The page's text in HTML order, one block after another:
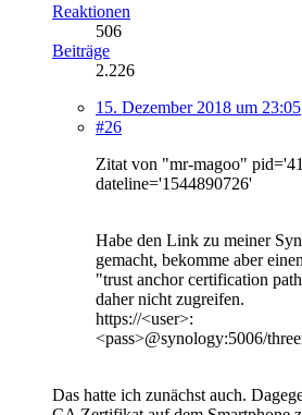
Reaktionen
506
Beiträge
2.226
15. Dezember 2018 um 23:05
#26
Zitat von "mr-magoo"
dateline='1544890726'
Habe den Link zu meiner
gemacht, bekomme aber
"trust anchor certification
daher nicht zugreifen.
https://<user>:
<pass>@synology:5006/
Das hatte ich zunächst auch.